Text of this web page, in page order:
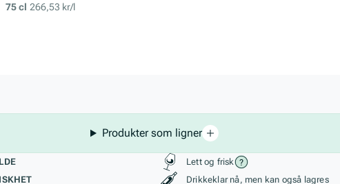
75 cl 266,53 kr/l
Produkter som ligner
Stil, lagring og råstoff
Lett og frisk
Drikkeklar nå, men kan også lagres